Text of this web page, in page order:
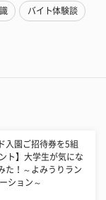
バイト体験談
入園ご招待券を5組
ト】大学生が気にな
た！～よみうりラン
ション～